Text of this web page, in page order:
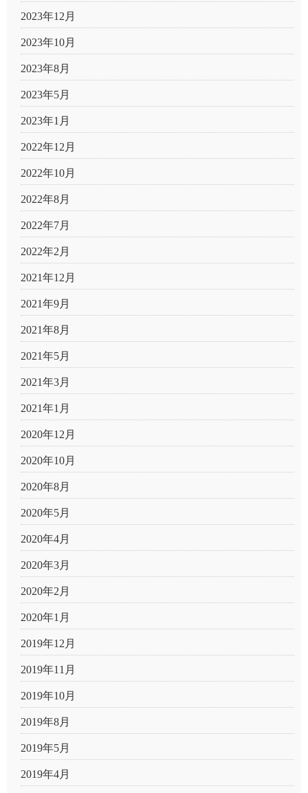
2023年12月
2023年10月
2023年8月
2023年5月
2023年1月
2022年12月
2022年10月
2022年8月
2022年7月
2022年2月
2021年12月
2021年9月
2021年8月
2021年5月
2021年3月
2021年1月
2020年12月
2020年10月
2020年8月
2020年5月
2020年4月
2020年3月
2020年2月
2020年1月
2019年12月
2019年11月
2019年10月
2019年8月
2019年5月
2019年4月